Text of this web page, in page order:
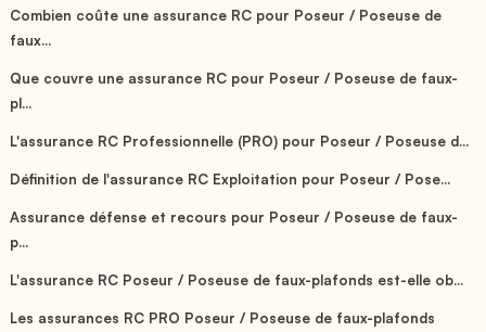
Combien coûte une assurance RC pour Poseur / Poseuse de
faux...
Que couvre une assurance RC pour Poseur / Poseuse de faux-
pl...
L'assurance RC Professionnelle (PRO) pour Poseur / Poseuse d...
Définition de l'assurance RC Exploitation pour Poseur / Pose...
Assurance défense et recours pour Poseur / Poseuse de faux-
p...
L'assurance RC Poseur / Poseuse de faux-plafonds est-elle ob...
Les assurances RC PRO Poseur / Poseuse de faux-plafonds